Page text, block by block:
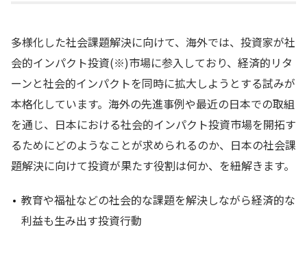
多様化した社会課題解決に向けて、海外では、投資家が社
会的インパクト投資(※)市場に参入しており、経済的リタ
ーンと社会的インパクトを同時に拡大しようとする試みが
本格化しています。海外の先進事例や最近の日本での取組
を通じ、日本における社会的インパクト投資市場を開拓す
るためにどのようなことが求められるのか、日本の社会課
題解決に向けて投資が果たす役割は何か、を紐解きます。
教育や福祉などの社会的な課題を解決しながら経済的な
利益も生み出す投資行動